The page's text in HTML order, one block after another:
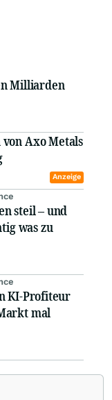
Milliarden
Axo Metals
Anzeige
steil – und
was zu
KI-Profiteur
mal